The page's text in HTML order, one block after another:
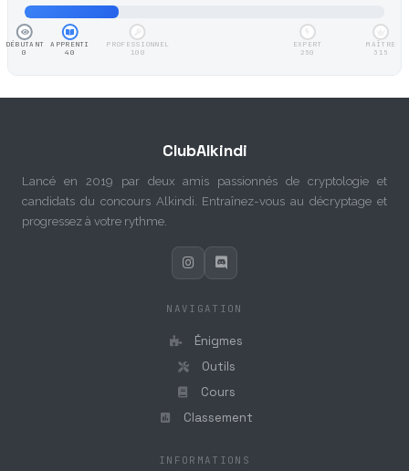
DÉBUTANT
0
APPRENTI
40
PROFESSIONNEL
100
EXPERT
250
MAÎTRE
315
ClubAlkindi
Lancé en 2019 par deux amis passionnés de cryptologie et
candidats du concours Alkindi. Entraînez-vous au décryptage et
progressez à votre rythme.
NAVIGATION
Énigmes
Outils
Cours
Classement
INFORMATIONS